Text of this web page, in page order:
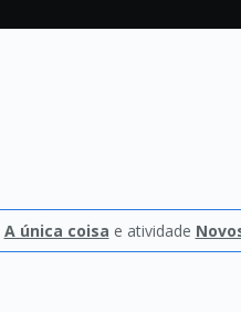
A única coisa e atividade